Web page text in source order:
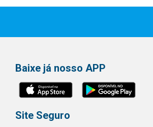
Baixe já nosso APP
Site Seguro